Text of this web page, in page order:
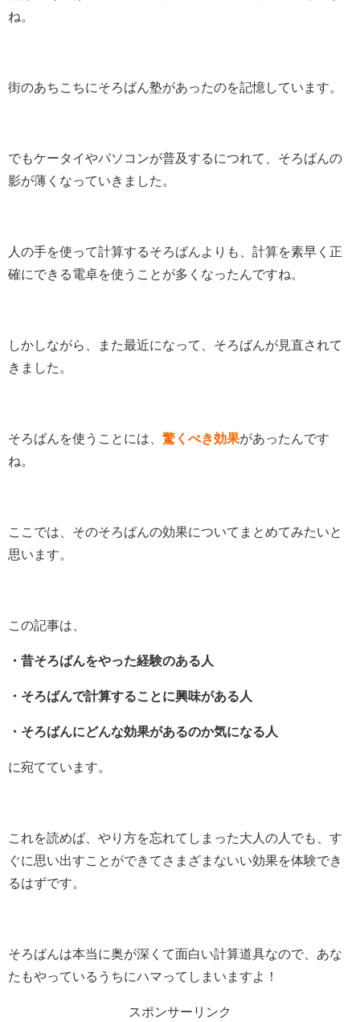
ね。
街のあちこちにそろばん塾があったのを記憶しています。
でもケータイやパソコンが普及するにつれて、そろばんの
影が薄くなっていきました。
人の手を使って計算するそろばんよりも、計算を素早く正
確にできる電卓を使うことが多くなったんですね。
しかしながら、また最近になって、そろばんが見直されて
きました。
そろばんを使うことには、 驚くべき効果があったんです
ね。
ここでは、そのそろばんの効果についてまとめてみたいと
思います。
この記事は、
・昔そろばんをやった経験のある人
・そろばんで計算することに興味がある人
・そろばんにどんな効果があるのか気になる人
に宛てています。
これを読めば、やり方を忘れてしまった大人の人でも、す
ぐに思い出すことができてさまざまないい効果を体験でき
るはずです。
そろばんは本当に奥が深くて面白い計算道具なので、あな
たもやっているうちにハマってしまいますよ！
スポンサーリンク